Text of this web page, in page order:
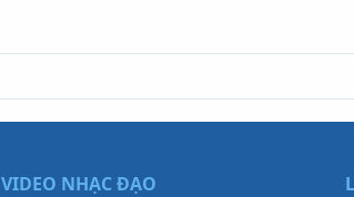
VIDEO NHẠC ĐẠO